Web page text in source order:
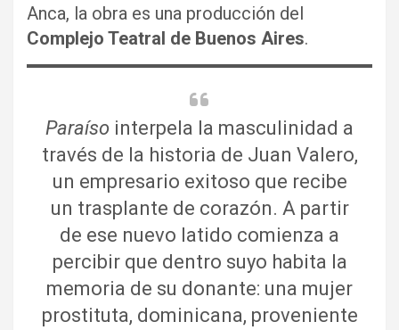
Anca, la obra es una producción del
Complejo Teatral de Buenos Aires.
Paraíso interpela la masculinidad a
través de la historia de Juan Valero,
un empresario exitoso que recibe
un trasplante de corazón. A partir
de ese nuevo latido comienza a
percibir que dentro suyo habita la
memoria de su donante: una mujer
prostituta, dominicana, proveniente